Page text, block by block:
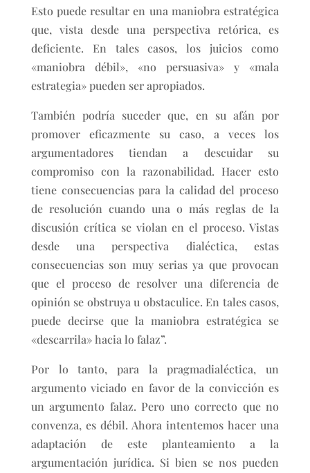
Esto puede resultar en una maniobra estratégica
que, vista desde una perspectiva retórica, es
deficiente. En tales casos, los juicios como
«maniobra débil», «no persuasiva» y «mala
estrategia» pueden ser apropiados.
También podría suceder que, en su afán por
promover eficazmente su caso, a veces los
argumentadores tiendan a descuidar su
compromiso con la razonabilidad. Hacer esto
tiene consecuencias para la calidad del proceso
de resolución cuando una o más reglas de la
discusión crítica se violan en el proceso. Vistas
desde una perspectiva dialéctica, estas
consecuencias son muy serias ya que provocan
que el proceso de resolver una diferencia de
opinión se obstruya u obstaculice. En tales casos,
puede decirse que la maniobra estratégica se
«descarrila» hacia lo falaz”.
Por lo tanto, para la pragmadialéctica, un
argumento viciado en favor de la convicción es
un argumento falaz. Pero uno correcto que no
convenza, es débil. Ahora intentemos hacer una
adaptación de este planteamiento a la
argumentación jurídica. Si bien se nos pueden